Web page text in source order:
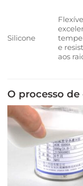
Silicone
e
aos
O processo